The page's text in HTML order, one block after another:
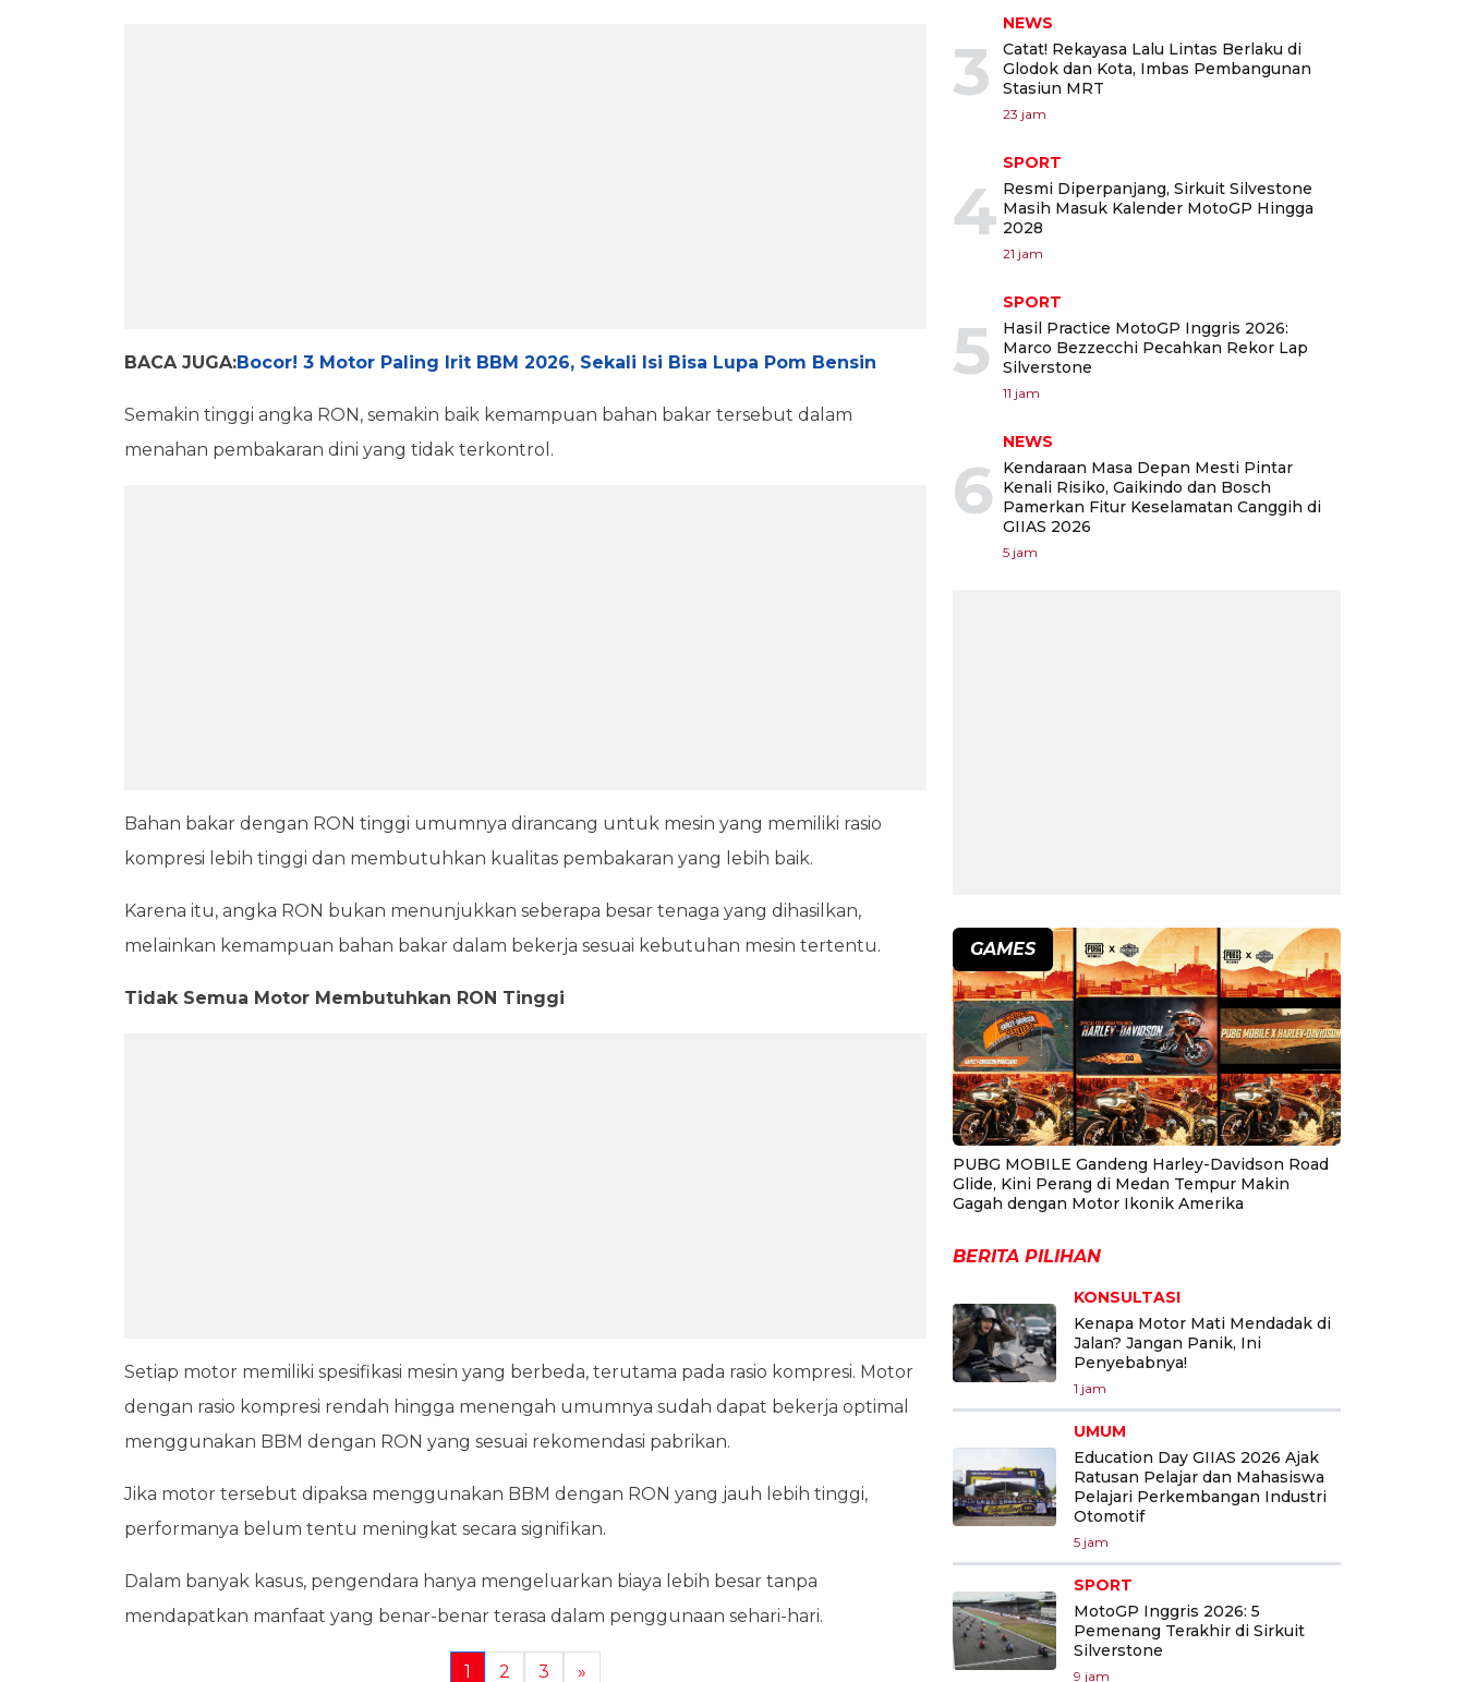
BACA JUGA:Bocor! 3 Motor Paling Irit BBM 2026, Sekali Isi Bisa Lupa Pom Bensin
Semakin tinggi angka RON, semakin baik kemampuan bahan bakar tersebut dalam
menahan pembakaran dini yang tidak terkontrol.
Bahan bakar dengan RON tinggi umumnya dirancang untuk mesin yang memiliki rasio
kompresi lebih tinggi dan membutuhkan kualitas pembakaran yang lebih baik.
Karena itu, angka RON bukan menunjukkan seberapa besar tenaga yang dihasilkan,
melainkan kemampuan bahan bakar dalam bekerja sesuai kebutuhan mesin tertentu.
Tidak Semua Motor Membutuhkan RON Tinggi
Setiap motor memiliki spesifikasi mesin yang berbeda, terutama pada rasio kompresi. Motor
dengan rasio kompresi rendah hingga menengah umumnya sudah dapat bekerja optimal
menggunakan BBM dengan RON yang sesuai rekomendasi pabrikan.
Jika motor tersebut dipaksa menggunakan BBM dengan RON yang jauh lebih tinggi,
performanya belum tentu meningkat secara signifikan.
Dalam banyak kasus, pengendara hanya mengeluarkan biaya lebih besar tanpa
mendapatkan manfaat yang benar-benar terasa dalam penggunaan sehari-hari.
1 2 3 »
3
NEWS
Catat! Rekayasa Lalu Lintas Berlaku di
Glodok dan Kota, Imbas Pembangunan
Stasiun MRT
23 jam
4
SPORT
Resmi Diperpanjang, Sirkuit Silvestone
Masih Masuk Kalender MotoGP Hingga
2028
21 jam
5
SPORT
Hasil Practice MotoGP Inggris 2026:
Marco Bezzecchi Pecahkan Rekor Lap
Silverstone
11 jam
6
NEWS
Kendaraan Masa Depan Mesti Pintar
Kenali Risiko, Gaikindo dan Bosch
Pamerkan Fitur Keselamatan Canggih di
GIIAS 2026
5 jam
GAMES
PUBG MOBILE Gandeng Harley-Davidson Road
Glide, Kini Perang di Medan Tempur Makin
Gagah dengan Motor Ikonik Amerika
BERITA PILIHAN
KONSULTASI
Kenapa Motor Mati Mendadak di
Jalan? Jangan Panik, Ini
Penyebabnya!
1 jam
UMUM
Education Day GIIAS 2026 Ajak
Ratusan Pelajar dan Mahasiswa
Pelajari Perkembangan Industri
Otomotif
5 jam
SPORT
MotoGP Inggris 2026: 5
Pemenang Terakhir di Sirkuit
Silverstone
9 jam